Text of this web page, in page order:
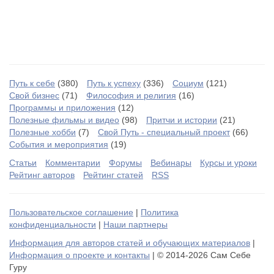
Путь к себе (380) Путь к успеху (336) Социум (121)
Свой бизнес (71) Философия и религия (16)
Программы и приложения (12)
Полезные фильмы и видео (98) Притчи и истории (21)
Полезные хобби (7) Свой Путь - специальный проект(66)
События и мероприятия (19)
Статьи
Комментарии Форумы Вебинары
Курсы и уроки
Рейтинг авторов
Рейтинг статей RSS
Пользовательское соглашение | Политика
конфиденциальности | Наши партнеры
Информация для авторов статей и обучающих материалов |
Информация о проекте и контакты | © 2014-2026 Сам Себе
Гуру